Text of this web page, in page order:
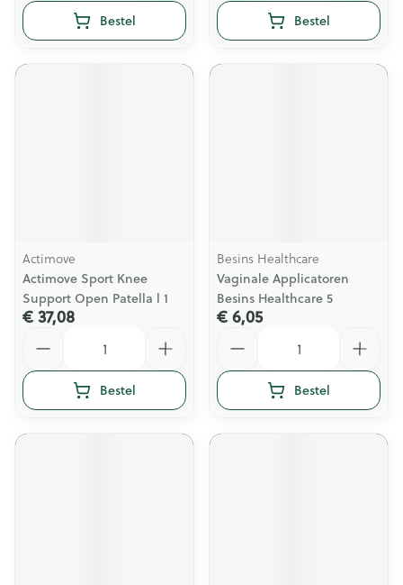
Bestel Bestel
Actimove
Actimove Sport Knee
Support Open Patella l 1
€ 37,08
Bestel
Besins Healthcare
Vaginale Applicatoren
Besins Healthcare 5
€ 6,05
Bestel